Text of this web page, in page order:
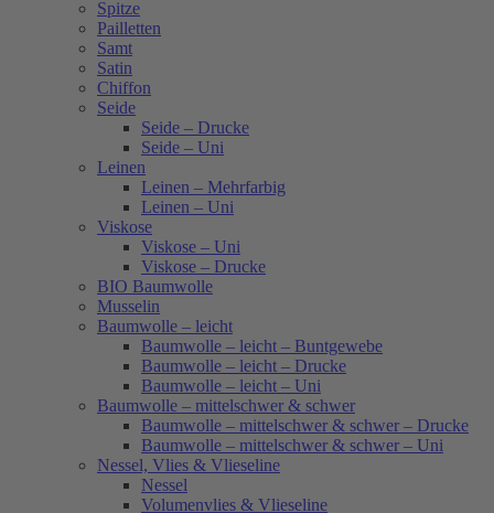
Spitze
Pailletten
Samt
Satin
Chiffon
Seide
Seide – Drucke
Seide – Uni
Leinen
Leinen – Mehrfarbig
Leinen – Uni
Viskose
Viskose – Uni
Viskose – Drucke
BIO Baumwolle
Musselin
Baumwolle – leicht
Baumwolle – leicht – Buntgewebe
Baumwolle – leicht – Drucke
Baumwolle – leicht – Uni
Baumwolle – mittelschwer & schwer
Baumwolle – mittelschwer & schwer – Drucke
Baumwolle – mittelschwer & schwer – Uni
Nessel, Vlies & Vlieseline
Nessel
Volumenvlies & Vlieseline